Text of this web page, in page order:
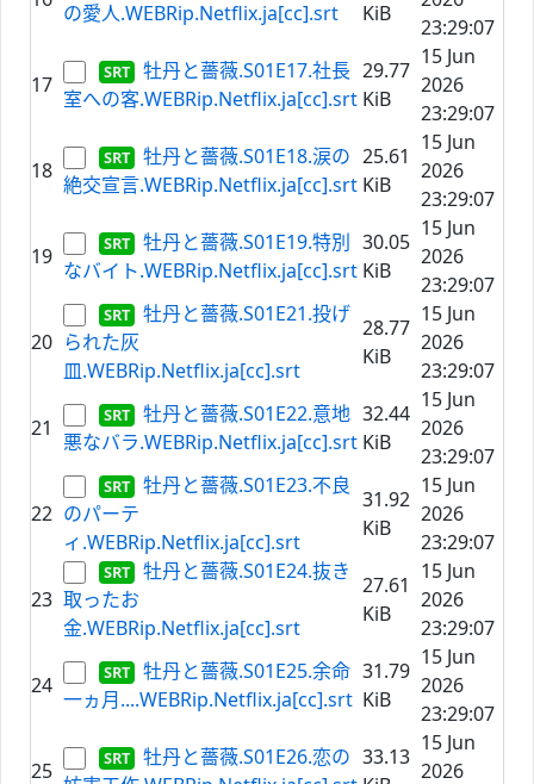
の愛人.WEBRip.Netflix.ja[cc].srt
KiB
23:29:07
17
牡丹と薔薇.S01E17.社長
室への客.WEBRip.Netflix.ja[cc].srt
29.77
KiB
15 Jun
2026
23:29:07
18
牡丹と薔薇.S01E18.涙の
絶交宣言.WEBRip.Netflix.ja[cc].srt
25.61
KiB
15 Jun
2026
23:29:07
19
牡丹と薔薇.S01E19.特別
なバイト.WEBRip.Netflix.ja[cc].srt
30.05
KiB
15 Jun
2026
23:29:07
20
牡丹と薔薇.S01E21.投げ
られた灰
皿.WEBRip.Netflix.ja[cc].srt
28.77
KiB
15 Jun
2026
23:29:07
21
牡丹と薔薇.S01E22.意地
悪なバラ.WEBRip.Netflix.ja[cc].srt
32.44
KiB
15 Jun
2026
23:29:07
22
牡丹と薔薇.S01E23.不良
のパーテ
ィ.WEBRip.Netflix.ja[cc].srt
31.92
KiB
15 Jun
2026
23:29:07
23
牡丹と薔薇.S01E24.抜き
取ったお
金.WEBRip.Netflix.ja[cc].srt
27.61
KiB
15 Jun
2026
23:29:07
24
牡丹と薔薇.S01E25.余命
一ヵ月....WEBRip.Netflix.ja[cc].srt
31.79
KiB
15 Jun
2026
23:29:07
25
牡丹と薔薇.S01E26.恋の 33.13
15 Jun
2026